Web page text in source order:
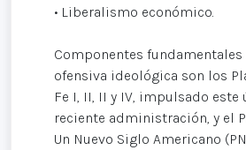
• Liberalismo económico.
Componentes fundamentales
ofensiva ideológica son los
Fe I, II, II y IV, impulsado
reciente administración, y el
Un Nuevo Siglo Americano